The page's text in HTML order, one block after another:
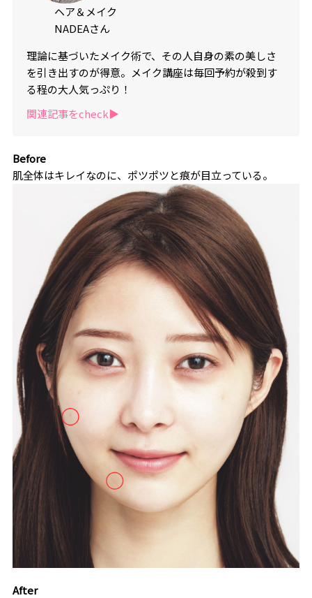
ヘア＆メイク
NADEAさん
理論に基づいたメイク術で、その人自身の素の美しさ
を引き出すのが得意。メイク講座は毎回予約が殺到す
る程の大人気っぷり！
関連記事をcheck▶︎
Before
肌全体はキレイなのに、ポツポツと痕が目立っている。
After